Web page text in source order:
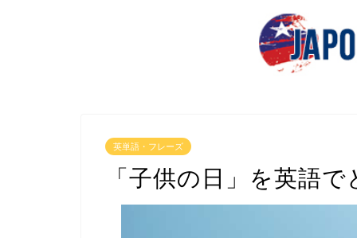
英単語・フレーズ
「子供の日」を英語